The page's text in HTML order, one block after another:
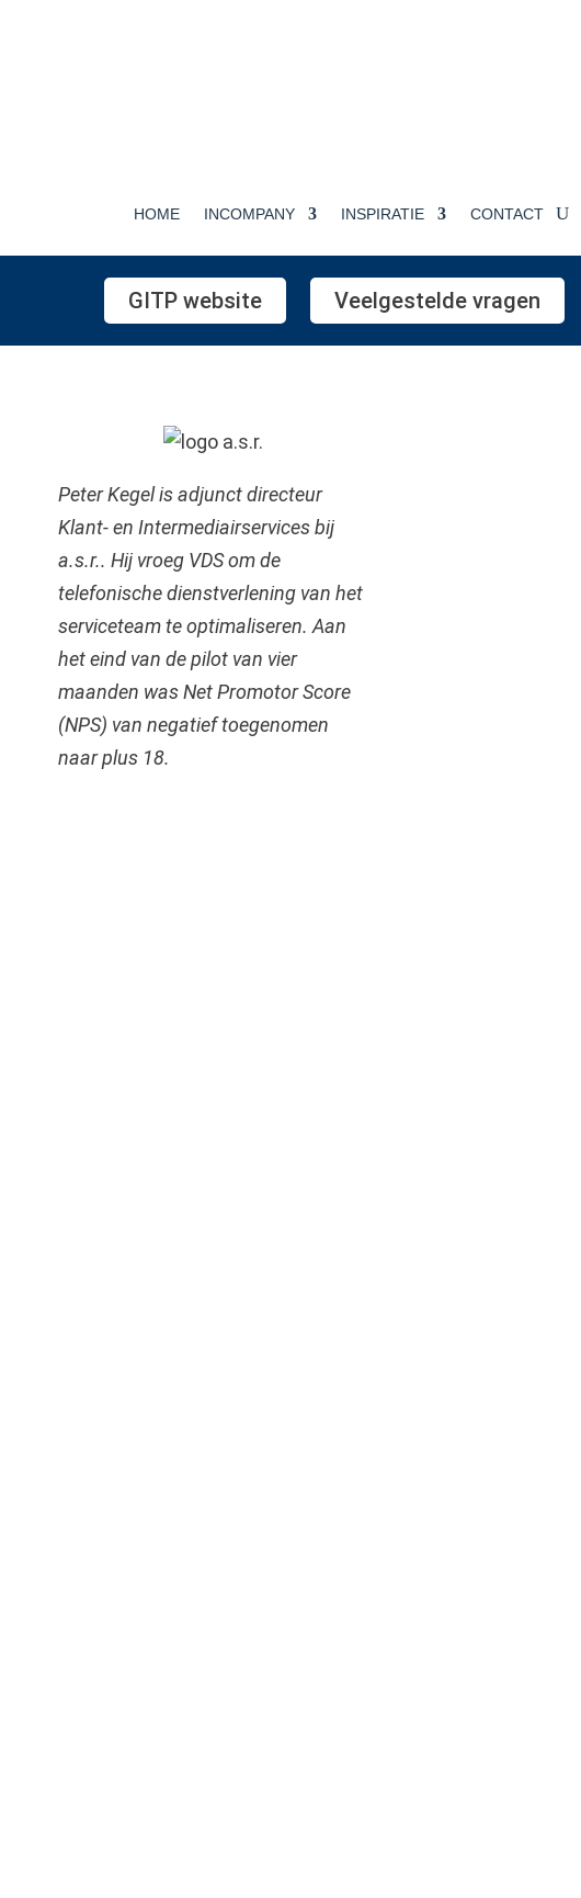
HOME INCOMPANY INSPIRATIE CONTACT
GITP website Veelgestelde vragen
Peter Kegel is adjunct directeur
Klant- en Intermediairservices bij
a.s.r.. Hij vroeg VDS om de
telefonische dienstverlening van het
serviceteam te optimaliseren. Aan
het eind van de pilot van vier
maanden was Net Promotor Score
(NPS) van negatief toegenomen
naar plus 18.